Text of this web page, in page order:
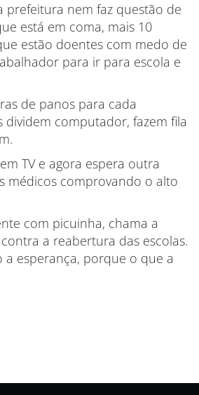
prefeitura nem faz questão de
está em coma, mais 10
estão doentes com medo de
para ir para escola e
de panos para cada
computador, fazem fila
TV e agora espera outra
médicos comprovando o alto
com picuinha, chama a
a reabertura das escolas.
a esperança, porque o que a